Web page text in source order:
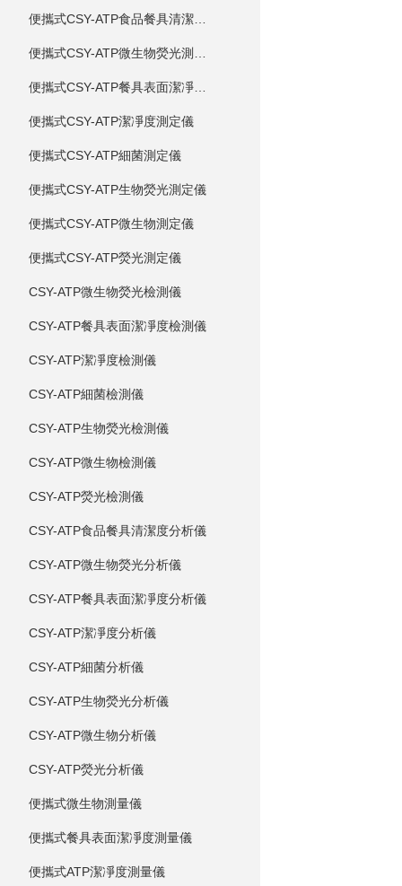
便攜式CSY-ATP潔凈度測定儀
便攜式CSY-ATP細菌測定儀
便攜式CSY-ATP生物熒光測定儀
便攜式CSY-ATP微生物測定儀
便攜式CSY-ATP熒光測定儀
CSY-ATP微生物熒光檢測儀
CSY-ATP餐具表面潔凈度檢測儀
CSY-ATP潔凈度檢測儀
CSY-ATP細菌檢測儀
CSY-ATP生物熒光檢測儀
CSY-ATP微生物檢測儀
CSY-ATP熒光檢測儀
CSY-ATP食品餐具清潔度分析儀
CSY-ATP微生物熒光分析儀
CSY-ATP餐具表面潔凈度分析儀
CSY-ATP潔凈度分析儀
CSY-ATP細菌分析儀
CSY-ATP生物熒光分析儀
CSY-ATP微生物分析儀
CSY-ATP熒光分析儀
便攜式微生物測量儀
便攜式餐具表面潔凈度測量儀
便攜式ATP潔凈度測量儀